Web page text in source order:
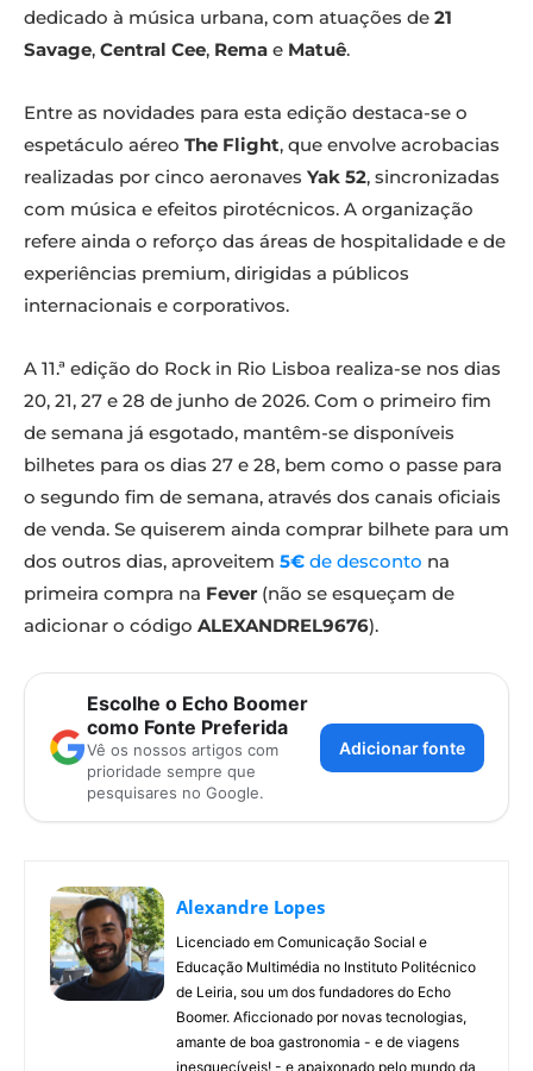
dedicado à música urbana, com atuações de 21
Savage, Central Cee, Rema e Matuê.
Entre as novidades para esta edição destaca-se o
espetáculo aéreo The Flight, que envolve acrobacias
realizadas por cinco aeronaves Yak 52, sincronizadas
com música e efeitos pirotécnicos. A organização
refere ainda o reforço das áreas de hospitalidade e de
experiências premium, dirigidas a públicos
internacionais e corporativos.
A 11.ª edição do Rock in Rio Lisboa realiza-se nos dias
20, 21, 27 e 28 de junho de 2026. Com o primeiro fim
de semana já esgotado, mantêm-se disponíveis
bilhetes para os dias 27 e 28, bem como o passe para
o segundo fim de semana, através dos canais oficiais
de venda. Se quiserem ainda comprar bilhete para um
dos outros dias, aproveitem 5€ de desconto na
primeira compra na Fever (não se esqueçam de
adicionar o código ALEXANDREL9676).
Escolhe o Echo Boomer
como Fonte Preferida
Vê os nossos artigos com
prioridade sempre que
pesquisares no Google.
Adicionar fonte
Alexandre Lopes
Licenciado em Comunicação Social e
Educação Multimédia no Instituto Politécnico
de Leiria, sou um dos fundadores do Echo
Boomer. Aficcionado por novas tecnologias,
amante de boa gastronomia - e de viagens
inesquecíveis! - e apaixonado pelo mundo da